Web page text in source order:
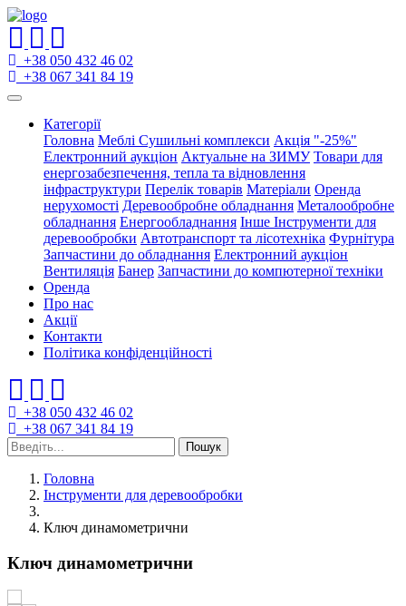
+38 050 432 46 02
+38 067 341 84 19
Категорії
Головна Меблі Сушильні комплекси Акція "-25%"
Електронний аукціон Актуальне на ЗИМУ Товари для
енергозабезпечення, тепла та відновлення
інфраструктури Перелік товарів Матеріали Оренда
нерухомості Деревообробне обладнання Металообробне
обладнання Енергообладнання Інше Інструменти для
деревообробки Автотранспорт та лісотехніка Фурнітура
Запчастини до обладнання Електронний аукціон
Вентиляція Банер Запчастини до компютерної техніки
Оренда
Про нас
Акції
Контакти
Політика конфіденційності
+38 050 432 46 02
+38 067 341 84 19
Пошук
Головна
Інструменти для деревообробки
Ключ динамометрични
Ключ динамометрични